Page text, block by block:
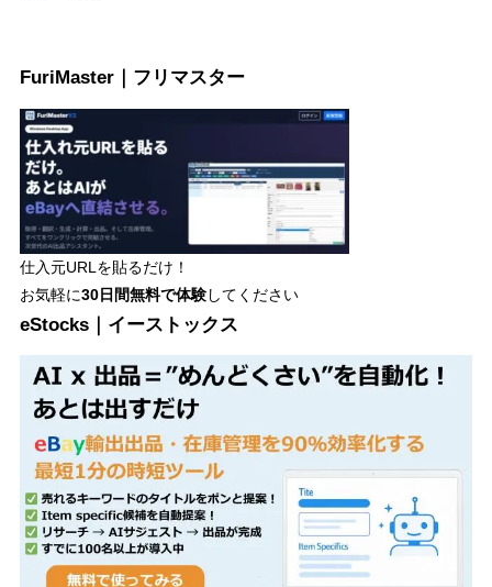
FuriMaster｜フリマスター
仕入元URLを貼るだけ！
お気軽に30日間無料で体験してください
eStocks｜イーストックス